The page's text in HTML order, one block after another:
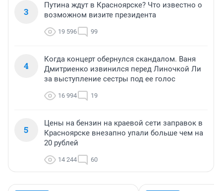
3
Путина ждут в Красноярске? Что известно о
возможном визите президента
19 596 99
4
Когда концерт обернулся скандалом. Ваня
Дмитриенко извинился перед Линочкой Ли
за выступление сестры под ее голос
16 994 19
5
Цены на бензин на краевой сети заправок в
Красноярске внезапно упали больше чем на
20 рублей
14 244 60